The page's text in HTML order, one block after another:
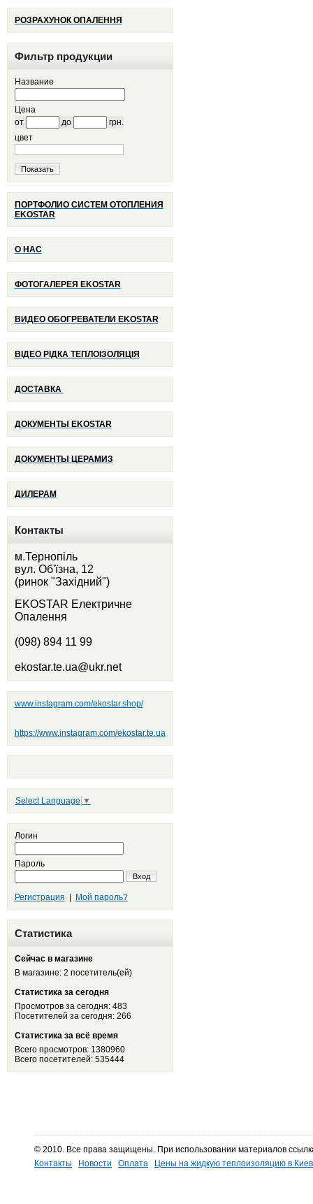
РОЗРАХУНОК ОПАЛЕННЯ
Фильтр продукции
Название
Цена
от
до
грн.
цвет
Показать
ПОРТФОЛИО СИСТЕМ ОТОПЛЕНИЯ
EKOSTAR
О НАС
ФОТОГАЛЕРЕЯ EKOSTAR
ВИДЕО ОБОГРЕВАТЕЛИ EKOSTAR
ВІДЕО РІДКА ТЕПЛОІЗОЛЯЦІЯ
ДОСТАВКА
ДОКУМЕНТЫ EKOSTAR
ДОКУМЕНТЫ ЦЕРАМИЗ
ДИЛЕРАМ
Контакты
м.Тернопіль
вул. Об'їзна, 12
(ринок "Західний")
EKOSTAR Електричне
Опалення
(098) 894 11 99
ekostar.te.ua@ukr.net
www.instagram.com/ekostar.shop/
https://www.instagram.com/ekostar.te.ua
Select Language ▼
Логин
Пароль
Вход
Регистрация Мой пароль?
Статистика
Сейчас в магазине
В магазине: 2 посетитель(ей)
Статистика за сегодня
Просмотров за сегодня: 483
Посетителей за сегодня: 266
Статистика за всё время
Всего просмотров: 1380960
Всего посетителей: 535444
© 2010. Все права защищены. При использовании материалов
Контакты
Новости Оплата Цены на жидкую теплоизоляцию в